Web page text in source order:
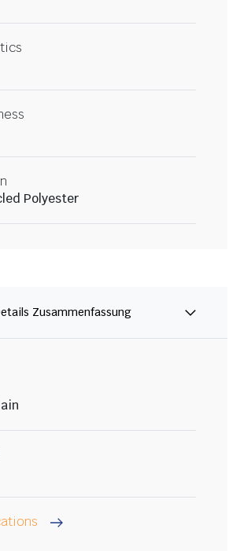
Polyester
Zusammenfassung